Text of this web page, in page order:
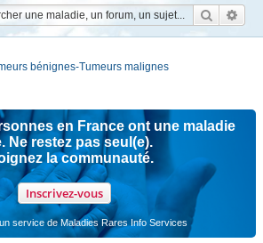
bénignes-Tumeurs malignes
en France ont une maladie
Ne restez pas seul(e).
la communauté.
Inscrivez-vous
service de Maladies Rares Info Services